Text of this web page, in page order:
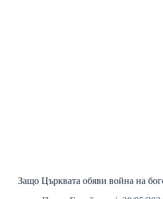
Защо Църквата обяви война на